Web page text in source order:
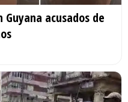
acusados de